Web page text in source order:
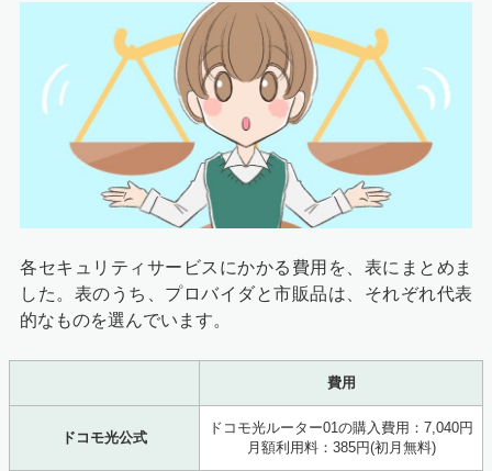
各セキュリティサービスにかかる費用を、表にまとめま
した。表のうち、プロバイダと市販品は、それぞれ代表
的なものを選んでいます。
費用
ドコモ光公式
ドコモ光ルーター01の購入費用：7,040円
月額利用料：385円(初月無料)